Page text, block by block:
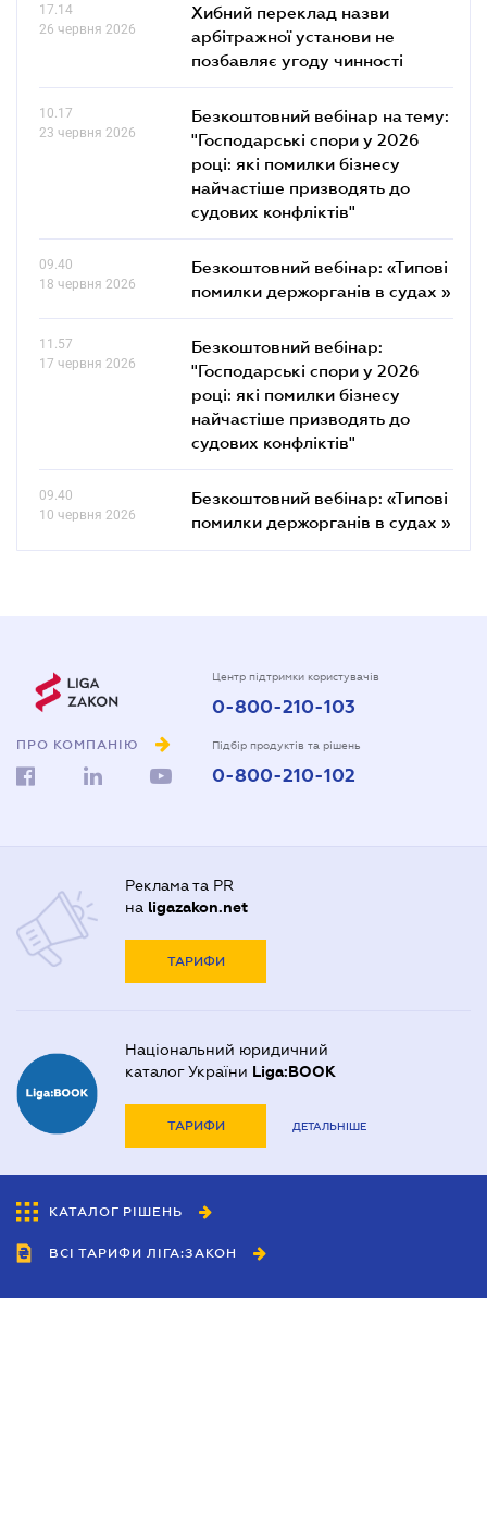
17.14
26 червня 2026
Хибний переклад назви
арбітражної установи не
позбавляє угоду чинності
10.17
23 червня 2026
Безкоштовний вебінар на тему:
"Господарські спори у 2026
році: які помилки бізнесу
найчастіше призводять до
судових конфліктів"
09.40
18 червня 2026
Безкоштовний вебінар: «Типові
помилки держорганів в судах »
11.57
17 червня 2026
Безкоштовний вебінар:
"Господарські спори у 2026
році: які помилки бізнесу
найчастіше призводять до
судових конфліктів"
09.40
10 червня 2026
Безкоштовний вебінар: «Типові
помилки держорганів в судах »
ПРО КОМПАНІЮ
Центр підтримки користувачів
0-800-210-103
Підбір продуктів та рішень
0-800-210-102
Реклама та PR
на ligazakon.net
ТАРИФИ
Національний юридичний
каталог України Liga:BOOK
ТАРИФИ ДЕТАЛЬНІШЕ
КАТАЛОГ РІШЕНЬ
ВСІ ТАРИФИ ЛІГА:ЗАКОН